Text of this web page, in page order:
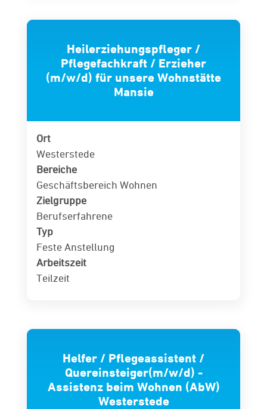
Heilerziehungspfleger /
Pflegefachkraft / Erzieher
(m/w/d) für unsere Wohnstätte
Mansie
Ort
Westerstede
Bereiche
Geschäftsbereich Wohnen
Zielgruppe
Berufserfahrene
Typ
Feste Anstellung
Arbeitszeit
Teilzeit
Helfer / Pflegeassistent /
Quereinsteiger(m/w/d) -
Assistenz beim Wohnen (AbW)
Westerstede